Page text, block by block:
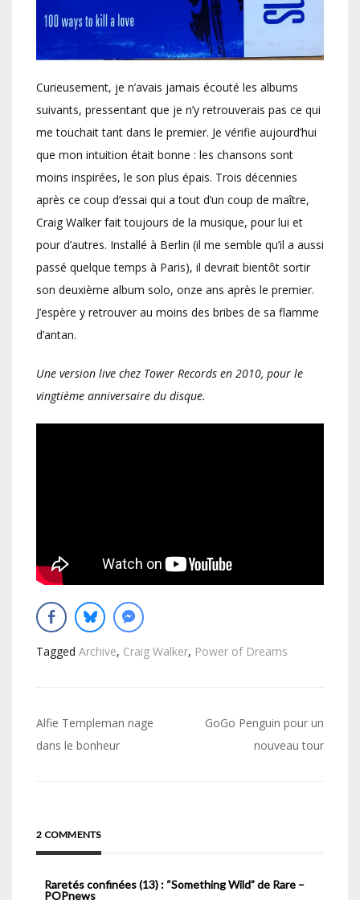
Curieusement, je n’avais jamais écouté les albums
suivants, pressentant que je n’y retrouverais pas ce qui
me touchait tant dans le premier. Je vérifie aujourd’hui
que mon intuition était bonne : les chansons sont
moins inspirées, le son plus épais. Trois décennies
après ce coup d’essai qui a tout d’un coup de maître,
Craig Walker fait toujours de la musique, pour lui et
pour d’autres. Installé à Berlin (il me semble qu’il a aussi
passé quelque temps à Paris), il devrait bientôt sortir
son deuxième album solo, onze ans après le premier.
J’espère y retrouver au moins des bribes de sa flamme
d’antan.
Une version live chez Tower Records en 2010, pour le
vingtième anniversaire du disque.
Tagged Archive, Craig Walker, Power of Dreams
Navigation
de
Alfie Templeman nage
dans le bonheur
GoGo Penguin pour un
nouveau tour
2 COMMENTS
Raretés confinées (13) : “Something Wild” de Rare –
POPnews